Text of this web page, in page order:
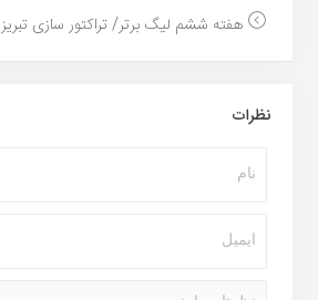
هفته ششم لیگ برتر/ تراکتور سازی تبریز ۱ پارس جنوب...
نظرات